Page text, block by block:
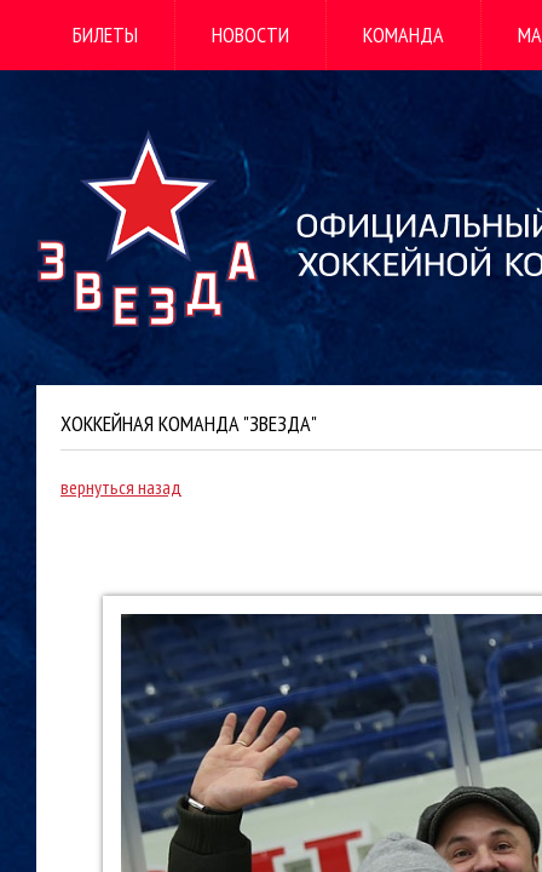
БИЛЕТЫ НОВОСТИ КОМАНДА
ХОККЕЙНАЯ КОМАНДА "ЗВЕЗДА"
вернуться назад